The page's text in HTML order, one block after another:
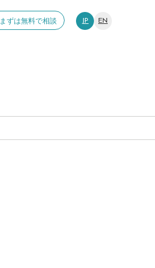
まずは無料で相談 JP EN